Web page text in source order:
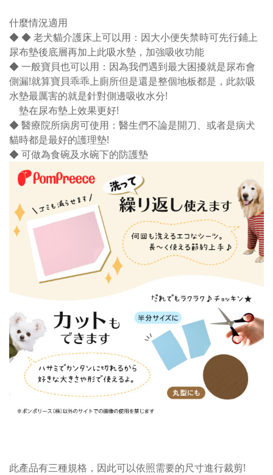
什麼情況適用
◆◆ 老犬貓介護床上可以用：因大小便失禁時可先行鋪上
尿布墊後底層再加上此吸水墊，加強吸收功能
◆ 一般寶貝也可以用：因為我們遇到最大困擾就是尿布會
側漏!就算寶貝乖乖上廁所但是還是整個地板都是，此款吸
水墊最厲害的就是針對側邊吸收水分!
墊在尿布墊上效果更好!
◆ 醫療院所病房可使用：醫生們不論是開刀、或者是病犬
貓時都是最好的護理墊!
◆ 可做為食碗及水碗下的防護墊
此產品有三種規格，因此可以依照需要的尺寸進行裁剪!